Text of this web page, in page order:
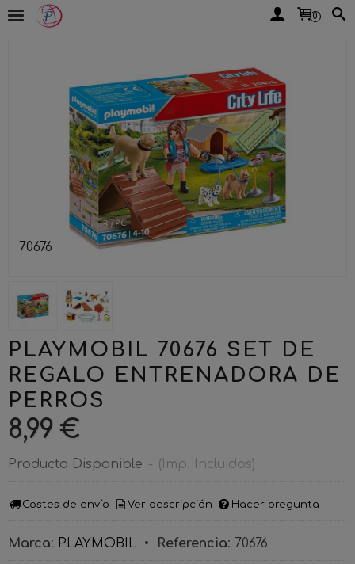
0
70676
PLAYMOBIL 70676 SET DE
REGALO ENTRENADORA DE
PERROS
8,99 €
Producto Disponible - (Imp. Incluidos)
Costes de envío Ver descripción Hacer pregunta
Marca: PLAYMOBIL • Referencia: 70676